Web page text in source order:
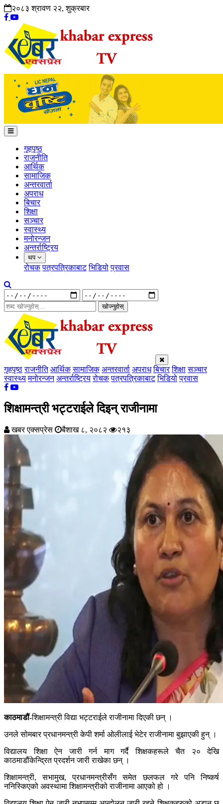
२०८३ श्रावण २२, शुक्रबार
गृहपृष्ठ
राजनीति
आर्थिक
सामाजिक
अन्तरवार्ता
अपराध
बिचार
शिक्षा
सञ्चार
स्वास्थ्य
मनोरन्जन
अन्तर्राष्ट्रिय
थप
रोचक पत्रपत्रिकाबाट भिडियो प्रवास
खोज्नुहोस्
गृहपृष्ठ राजनीति आर्थिक सामाजिक अन्तरवार्ता अपराध बिचार शिक्षा सञ्चार
स्वास्थ्य मनोरन्जन अन्तर्राष्ट्रिय रोचक पत्रपत्रिकाबाट भिडियो प्रवास
शिक्षामन्त्री भट्टराईले दिइन् राजीनामा
खबर एक्सप्रेस बैशाख ८, २०८२ २१३
काठमाडौं-शिक्षामन्त्री विद्या भट्टराईले राजीनामा दिएकी छन् ।
उनले सोमबार प्रधानमन्त्री केपी शर्मा ओलीलाई भेटेर राजीनामा बुझाएकी हुन् ।
विद्यालय शिक्षा ऐन जारी गर्न माग गर्दै शिक्षकहरूले चैत २० देखि
काठमाडौंकेन्द्रित प्रदर्शन जारी राखेका छन् ।
शिक्षामन्त्री, सभामुख, प्रधानमन्त्रीसँग समेत छलफल गरे पनि निष्कर्ष
ननिस्किएको अवस्थामा शिक्षामन्त्रीको राजीनामा आएको हो ।